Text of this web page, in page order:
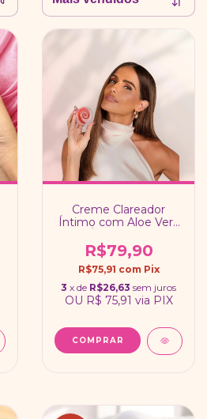
Creme Clareador
Íntimo com Aloe Vera
Mosqueta / Linha
Deborah Secco Intt
R$79,90
R$75,91 com Pix
3 x de R$26,63 sem juros
OU R$ 75,91 via PIX